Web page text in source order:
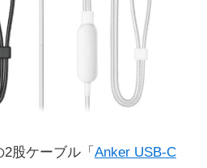
股ケーブル「 Anker USB-C